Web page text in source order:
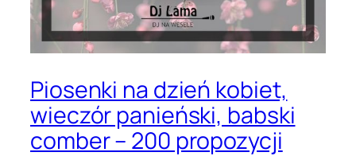
Piosenki na dzień kobiet,
wieczór panieński, babski
comber – 200 propozycji